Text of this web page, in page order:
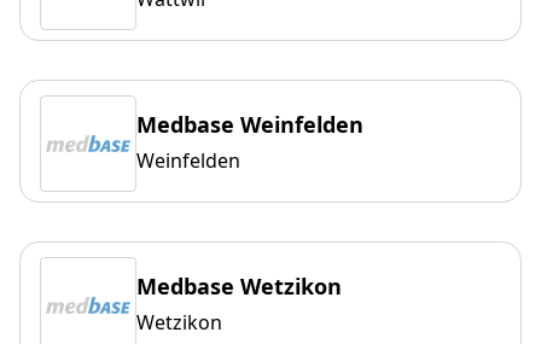
Medbase Weinfelden
Weinfelden
Medbase Wetzikon
Wetzikon